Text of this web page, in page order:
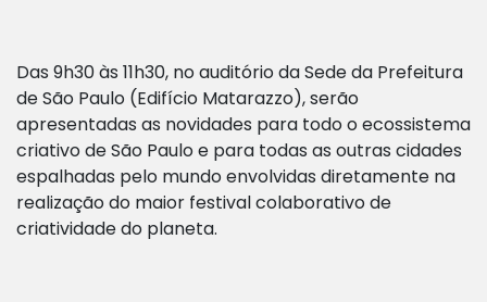
Das 9h30 às 11h30, no auditório da Sede da Prefeitura
de São Paulo (Edifício Matarazzo), serão
apresentadas as novidades para todo o ecossistema
criativo de São Paulo e para todas as outras cidades
espalhadas pelo mundo envolvidas diretamente na
realização do maior festival colaborativo de
criatividade do planeta.